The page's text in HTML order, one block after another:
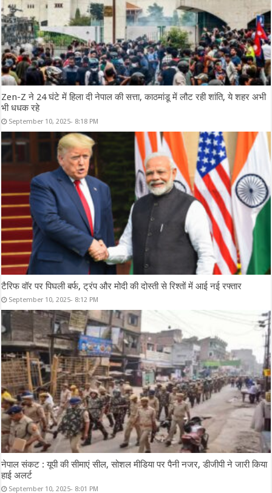
Zen-Z ने 24 घंटे में हिला दी नेपाल की सत्ता, काठमांडू में लौट रही शांति, ये शहर अभी
भी धधक रहे
September 10, 2025- 8:18 PM
टैरिफ वॉर पर पिघली बर्फ, ट्रंप और मोदी की दोस्ती से रिश्तों में आई नई रफ्तार
September 10, 2025- 8:12 PM
नेपाल संकट : यूपी की सीमाएं सील, सोशल मीडिया पर पैनी नजर, डीजीपी ने जारी किया
हाई अलर्ट
September 10, 2025- 8:01 PM